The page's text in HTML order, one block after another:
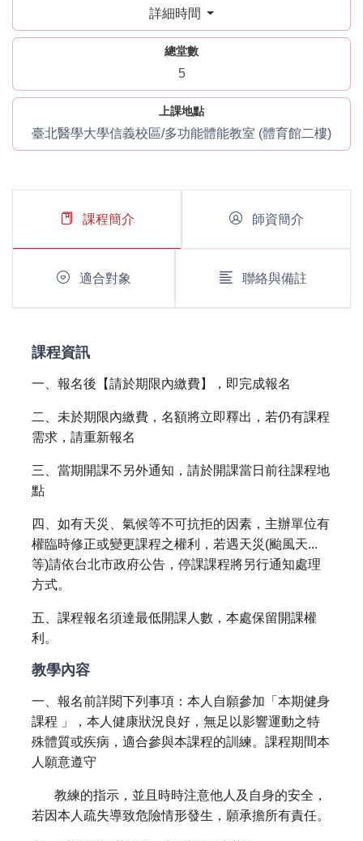
詳細時間
總堂數
5
上課地點
臺北醫學大學信義校區/多功能體能教室 (體育館二樓)
課程簡介 師資簡介
適合對象 聯絡與備註
課程資訊
一、報名後【請於期限內繳費】，即完成報名
二、未於期限內繳費，名額將立即釋出，若仍有課程
需求，請重新報名
三、當期開課不另外通知，請於開課當日前往課程地
點
四、如有天災、氣候等不可抗拒的因素，主辦單位有
權臨時修正或變更課程之權利，若遇天災(颱風天...
等)請依台北市政府公告，停課課程將另行通知處理
方式。
五、課程報名須達最低開課人數，本處保留開課權
利。
教學內容
一、報名前詳閱下列事項：本人自願參加「本期健身
課程 」，本人健康狀況良好，無足以影響運動之特
殊體質或疾病，適合參與本課程的訓練。課程期間本
人願意遵守
教練的指示，並且時時注意他人及自身的安全，
若因本人疏失導致危險情形發生，願承擔所有責任。